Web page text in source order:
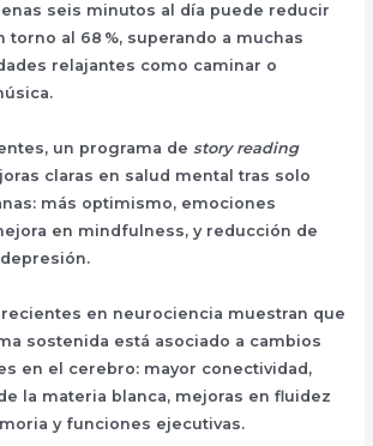
seis minutos al día puede reducir
torno al 68 %, superando a muchas
relajantes como caminar o
un programa de story reading
claras en salud mental tras solo
más optimismo, emociones
en mindfulness, y reducción de
recientes en neurociencia muestran que
sostenida está asociado a cambios
en el cerebro: mayor conectividad,
la materia blanca, mejoras en fluidez
y funciones ejecutivas.